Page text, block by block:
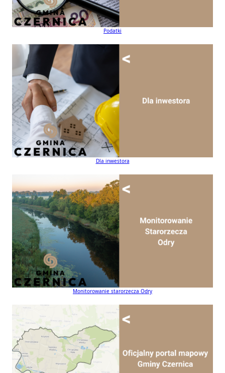
Podatki
Dla inwestora
Monitorowanie starorzecza Odry